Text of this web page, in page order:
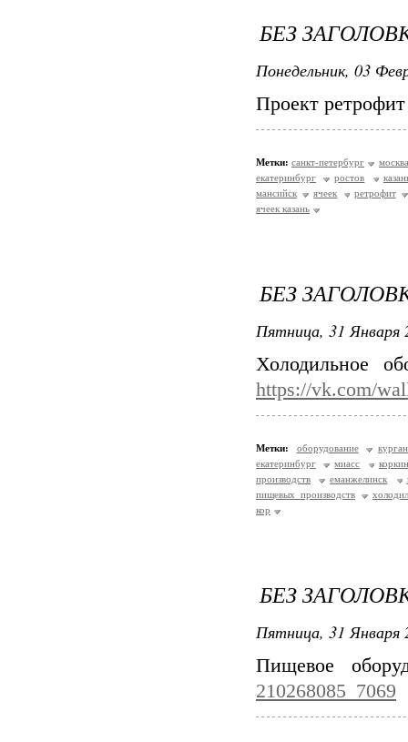
БЕЗ
Понедельник, 03
Проект
Метки: санкт-петербург
москва
екатеринбург
ростов
мансийск
ячеек
ретрофит
ячеек казань
БЕЗ
Пятница, 31 Января
Холодильное
https://vk.com/
Метки: оборудование
курган
екатеринбург
миасс
производств
еманжелинск
пищевых производств
кор
БЕЗ
Пятница, 31 Января
Пищевое
210268085_7069